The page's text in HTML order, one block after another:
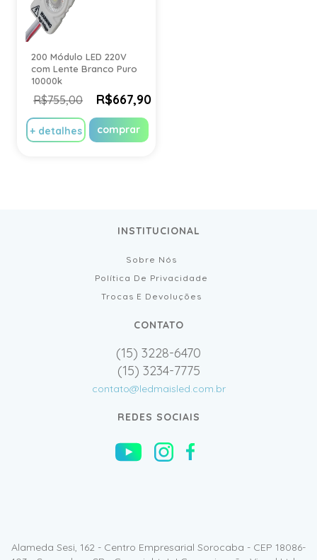
200 Módulo LED 220V
com Lente Branco Puro
10000k
R$755,00 R$667,90
+ detalhes comprar
INSTITUCIONAL
Sobre Nós
Política De Privacidade
Trocas E Devoluções
CONTATO
(15) 3228-6470
(15) 3234-7775
contato@ledmaisled.com.br
REDES SOCIAIS
Alameda Sesi, 162 - Centro Empresarial Sorocaba - CEP 18086-